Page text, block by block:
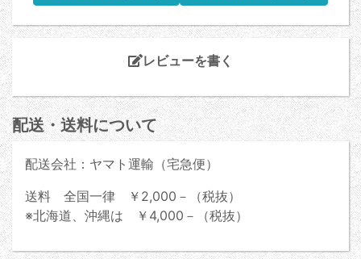
レビューを書く
配送・送料について
配送会社：ヤマト運輸（宅急便）
送料 全国一律 ￥2,000－（税抜）
※北海道、沖縄は ￥4,000－（税抜）